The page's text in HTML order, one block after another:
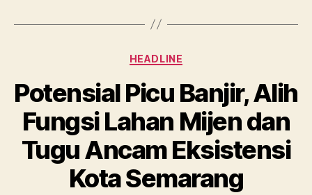
Categories
HEADLINE
Potensial Picu Banjir, Alih
Fungsi Lahan Mijen dan
Tugu Ancam Eksistensi
Kota Semarang